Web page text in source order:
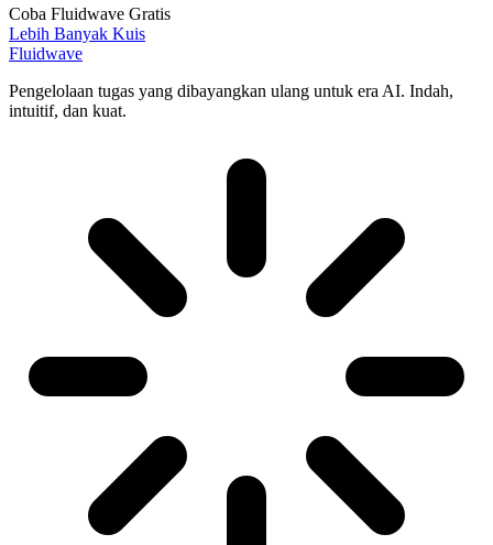
Coba Fluidwave Gratis
Lebih Banyak Kuis
Fluidwave
Pengelolaan tugas yang dibayangkan ulang untuk era AI. Indah,
intuitif, dan kuat.